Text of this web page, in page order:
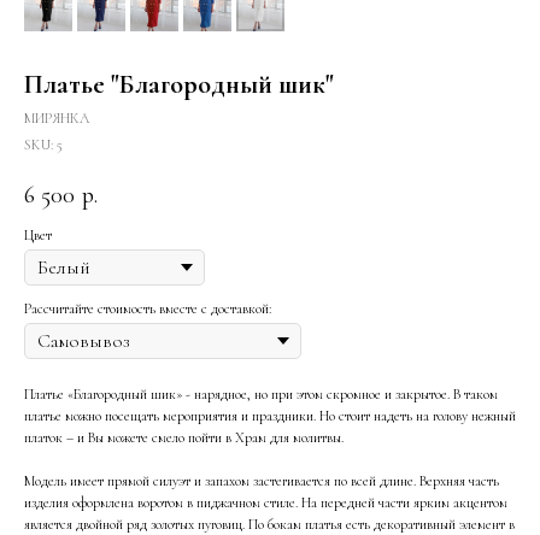
Платье "Благородный шик"
МИРЯНКА
SKU: 5
6 500 р.
Цвет
Рассчитайте стоимость вместе с доставкой:
Платье «Благородный шик» - нарядное, но при этом скромное и закрытое. В таком
платье можно посещать мероприятия и праздники. Но стоит надеть на голову нежный
платок – и Вы можете смело пойти в Храм для молитвы.
Модель имеет прямой силуэт и запахом застегивается по всей длине. Верхняя часть
изделия оформлена воротом в пиджачном стиле. На передней части ярким акцентом
является двойной ряд золотых пуговиц. По бокам платья есть декоративный элемент в